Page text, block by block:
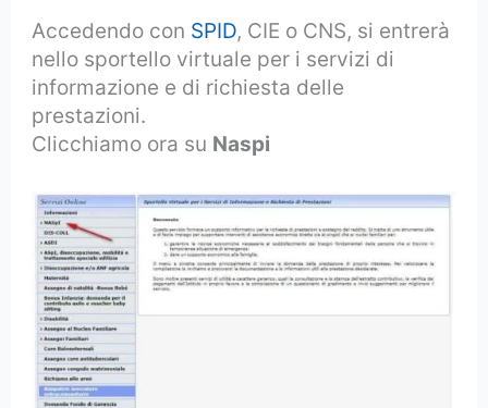
Accedendo con SPID, CIE o CNS, si entrerà
nello sportello virtuale per i servizi di
informazione e di richiesta delle
prestazioni.
Clicchiamo ora su Naspi